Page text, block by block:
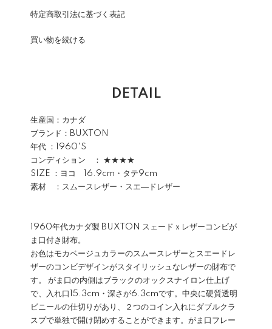
特定商取引法に基づく表記
買い物を続ける
DETAIL
生産国：カナダ
ブランド：BUXTON
年代 ：1960'S
コンディション ： ★★★★
SIZE ：ヨコ 16.9cm・タテ9cm
素材 ：スムースレザー・スエ―ドレザー
1960年代カナダ製 BUXTON スェードｘレザーコンビが
ま口付き財布。
お色はモカベージュカラーのスムースレザーとスエードレ
ザーのコンビデザインがスタイリッシュなレザーの財布で
す。 がま口の内側はブラックのオックスナイロン仕上げ
で、入れ口15.3cm・深さが6.3cmです。中央に硬質透明
ビニールの仕切りがあり、２つのコイン入れにダブルクラ
スプで単独で開け閉めすることができます。がま口フレー